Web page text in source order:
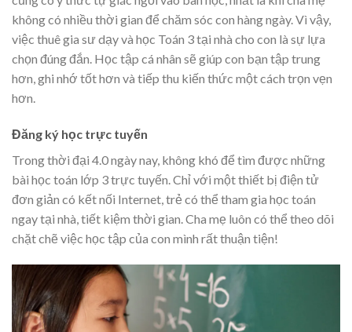
không có nhiều thời gian để chăm sóc con hàng ngày. Vì vậy,
việc thuê gia sư dạy và học Toán 3 tại nhà cho con là sự lựa
chọn đúng đắn. Học tập cá nhân sẽ giúp con bạn tập trung
hơn, ghi nhớ tốt hơn và tiếp thu kiến thức một cách trọn vẹn
hơn.
Đăng ký học trực tuyến
Trong thời đại 4.0 ngày nay, không khó để tìm được những
bài học toán lớp 3 trực tuyến. Chỉ với một thiết bị điện tử
đơn giản có kết nối Internet, trẻ có thể tham gia học toán
ngay tại nhà, tiết kiệm thời gian. Cha mẹ luôn có thể theo dõi
chặt chẽ việc học tập của con mình rất thuận tiện!